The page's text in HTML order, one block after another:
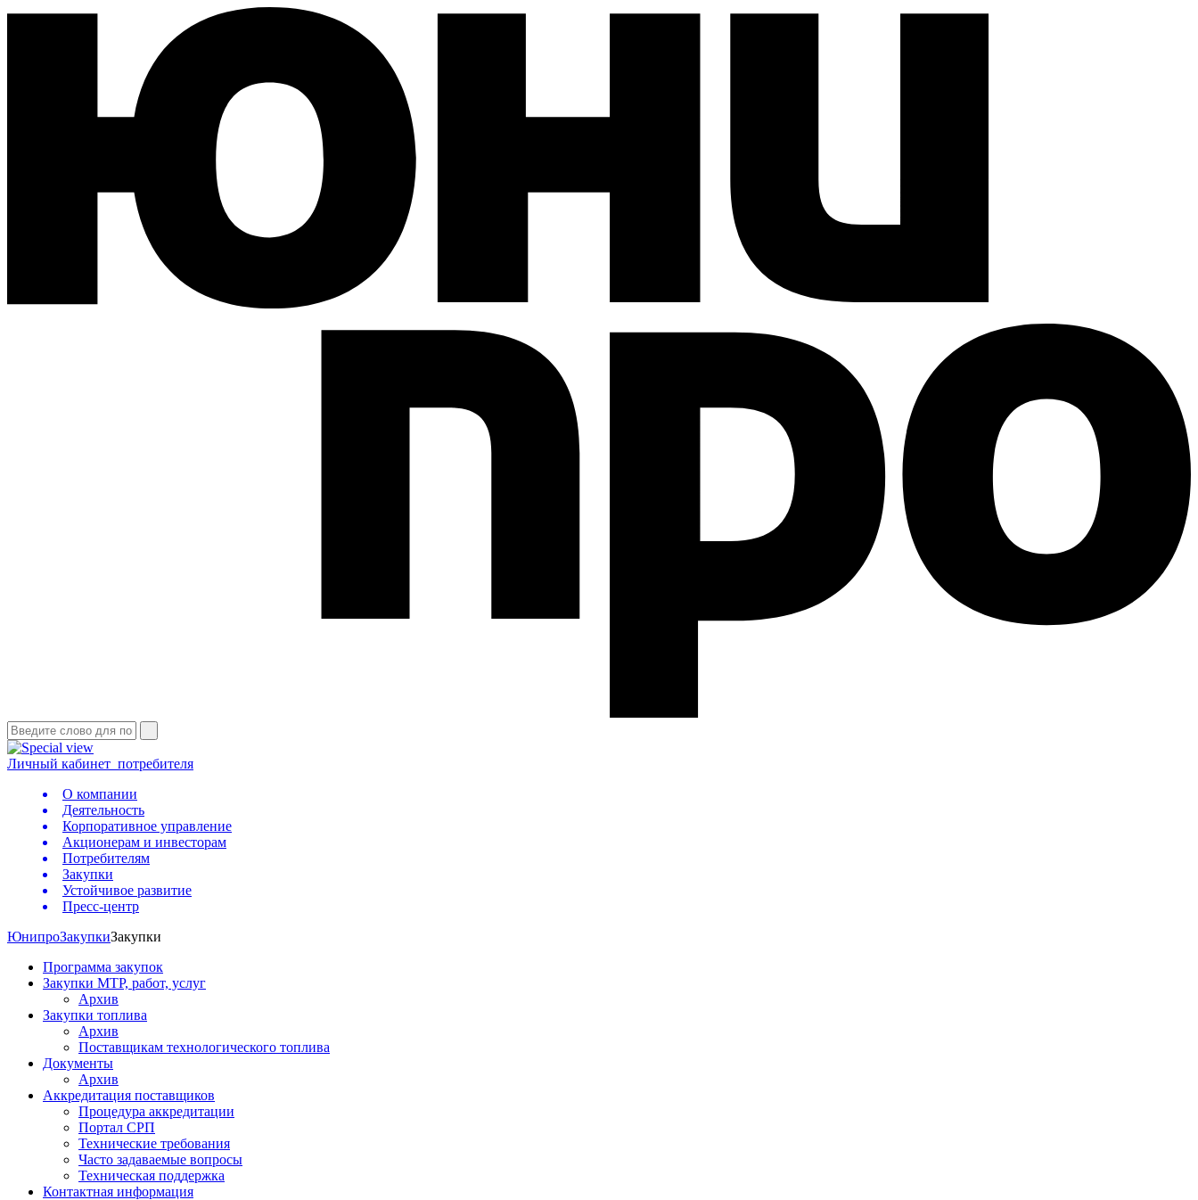
Личный кабинет потребителя
О компании
Деятельность
Корпоративное управление
Акционерам и инвесторам
Потребителям
Закупки
Устойчивое развитие
Пресс-центр
ЮнипроЗакупкиЗакупки
Программа закупок
Закупки МТР, работ, услуг
Архив
Закупки топлива
Архив
Поставщикам технологического топлива
Документы
Архив
Аккредитация поставщиков
Процедура аккредитации
Портал СРП
Технические требования
Часто задаваемые вопросы
Техническая поддержка
Контактная информация